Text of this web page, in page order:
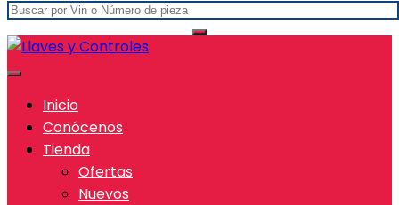
Inicio
Conócenos
Tienda
Ofertas
Nuevos